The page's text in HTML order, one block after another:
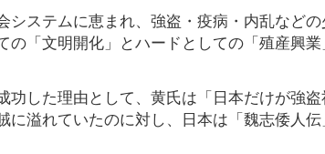
ステムに恵まれ、強盗・疫病・内乱などの
の「文明開化」とハードとしての「殖産興
功した理由として、黄氏は「日本だけが強
に溢れていたのに対し、日本は「魏志倭人